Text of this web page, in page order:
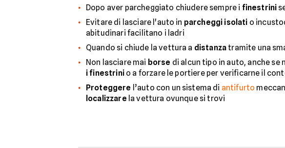
Dopo aver parcheggiato chiudere sempre i finestrini
Evitare di lasciare l'auto in parcheggi isolati o
abitudinari facilitano i ladri
Quando si chiude la vettura a distanzatramite una
Non lasciare mai borse di alcun tipo in auto, anche
i finestrinio a forzare le portiere per verificarne il
Proteggere l’auto con un sistema di antifurto
localizzare la vettura ovunque si trovi